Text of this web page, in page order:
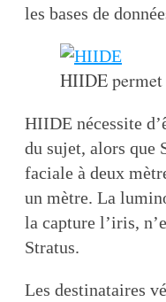
les bases de
HIIDE permet
HIIDE nécessite
du sujet, alors que
faciale à deux
un mètre. La
la capture l’iris,
Stratus.
Les destinataires